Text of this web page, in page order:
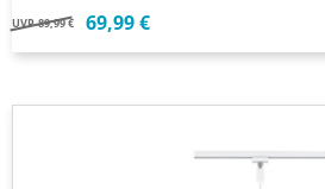
UVP 89,99 € 69,99 €